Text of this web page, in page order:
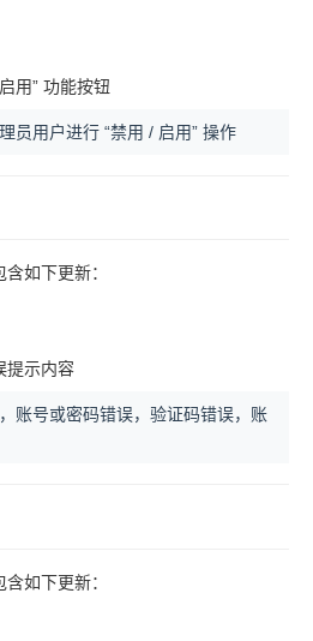
用” 功能按钮
员用户进行 “禁用 / 启用” 操作
如下更新：
提示内容
账号或密码错误，验证码错误，账
如下更新：